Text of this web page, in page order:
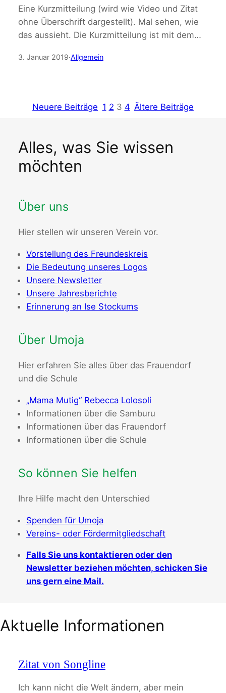
Eine Kurzmitteilung (wird wie Video und Zitat
ohne Überschrift dargestellt). Mal sehen, wie
das aussieht. Die Kurzmitteilung ist mit dem…
3. Januar 2019·Allgemein
Neuere Beiträge 1 2 3 4 Ältere Beiträge
Alles, was Sie wissen
möchten
Über uns
Hier stellen wir unseren Verein vor.
Vorstellung des Freundeskreis
Die Bedeutung unseres Logos
Unsere Newsletter
Unsere Jahresberichte
Erinnerung an Ise Stockums
Über Umoja
Hier erfahren Sie alles über das Frauendorf
und die Schule
„Mama Mutig“ Rebecca Lolosoli
Informationen über die Samburu
Informationen über das Frauendorf
Informationen über die Schule
So können Sie helfen
Ihre Hilfe macht den Unterschied
Spenden für Umoja
Vereins- oder Fördermitgliedschaft
Falls Sie uns kontaktieren oder den
Newsletter beziehen möchten, schicken Sie
uns gern eine Mail.
Aktuelle Informationen
Zitat von Songline
Ich kann nicht die Welt ändern, aber mein